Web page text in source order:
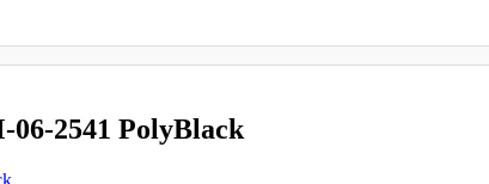
2541 PolyBlack